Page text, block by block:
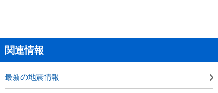
関連情報
最新の地震情報